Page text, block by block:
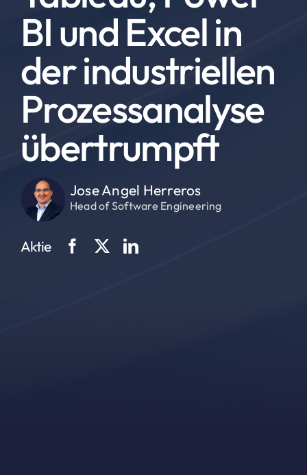
BI und Excel in
der industriellen
Prozessanalyse
übertrumpft
Jose Angel Herreros
Head of Software Engineering
Aktie